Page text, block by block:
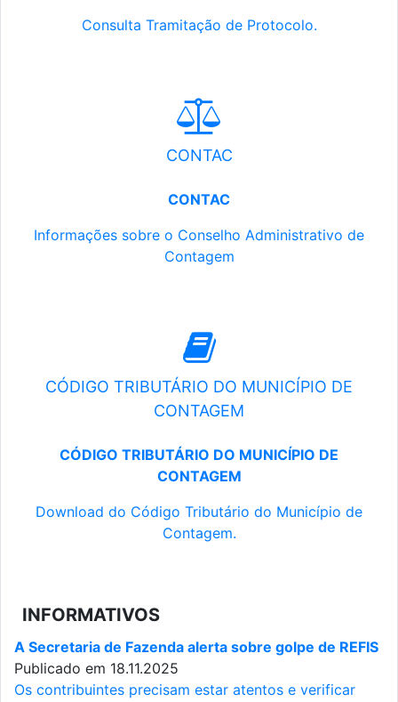
Consulta Tramitação de Protocolo.
CONTAC
CONTAC
Informações sobre o Conselho Administrativo de
Contagem
CÓDIGO TRIBUTÁRIO DO MUNICÍPIO DE
CONTAGEM
CÓDIGO TRIBUTÁRIO DO MUNICÍPIO DE
CONTAGEM
Download do Código Tributário do Município de
Contagem.
INFORMATIVOS
A Secretaria de Fazenda alerta sobre golpe de REFIS
Publicado em 18.11.2025
Os contribuintes precisam estar atentos e verificar